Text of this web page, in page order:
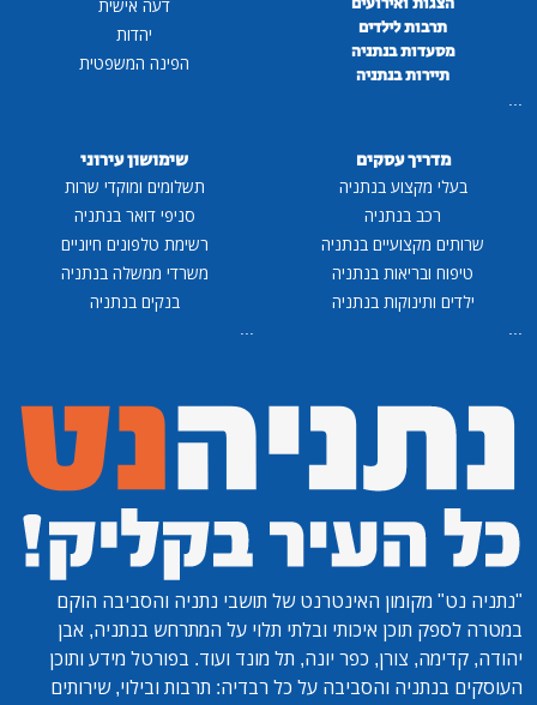
תרבות לילדים
מסעדות בנתניה
תיירות בנתניה
דעה אישית
יהדות
הפינה המשפטית
מדריך עסקים
בעלי מקצוע בנתניה
רכב בנתניה
שרותים מקצועיים בנתניה
טיפוח ובריאות בנתניה
ילדים ותינוקות בנתניה
שימושון עירוני
תשלומים ומוקדי שרות
סניפי דואר בנתניה
רשימת טלפונים חיוניים
משרדי ממשלה בנתניה
בנקים בנתניה
"נתניה נט" מקומון האינטרנט של תושבי נתניה והסביבה הוקם
במטרה לספק תוכן איכותי ובלתי תלוי על המתרחש בנתניה, אבן
יהודה, קדימה, צורן, כפר יונה, תל מונד ועוד. בפורטל מידע ותוכן
העוסקים בנתניה והסביבה על כל רבדיה: תרבות ובילוי, שירותים